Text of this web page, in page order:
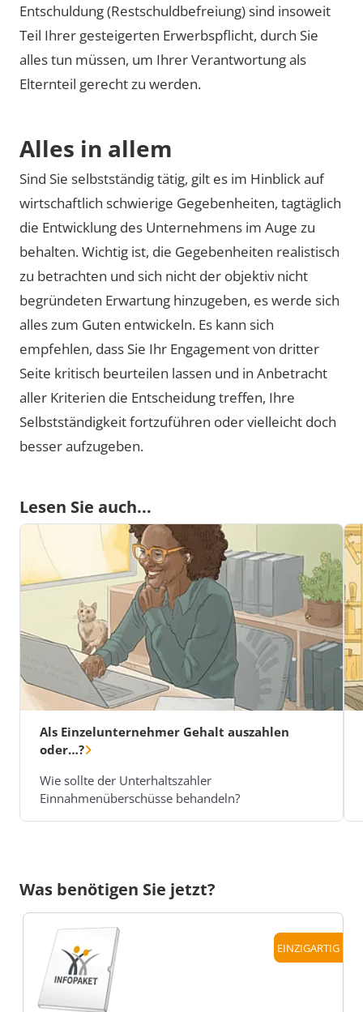
Entschuldung (Restschuldbefreiung) sind insoweit
Teil Ihrer gesteigerten Erwerbspflicht, durch Sie
alles tun müssen, um Ihrer Verantwortung als
Elternteil gerecht zu werden.
Alles in allem
Sind Sie selbstständig tätig, gilt es im Hinblick auf
wirtschaftlich schwierige Gegebenheiten, tagtäglich
die Entwicklung des Unternehmens im Auge zu
behalten. Wichtig ist, die Gegebenheiten realistisch
zu betrachten und sich nicht der objektiv nicht
begründeten Erwartung hinzugeben, es werde sich
alles zum Guten entwickeln. Es kann sich
empfehlen, dass Sie Ihr Engagement von dritter
Seite kritisch beurteilen lassen und in Anbetracht
aller Kriterien die Entscheidung treffen, Ihre
Selbstständigkeit fortzuführen oder vielleicht doch
besser aufzugeben.
Lesen Sie auch...
Als Einzelunternehmer Gehalt auszahlen
oder…?
Wie sollte der Unterhaltszahler
Einnahmenüberschüsse behandeln?
Was benötigen Sie jetzt?
EINZIGARTIG